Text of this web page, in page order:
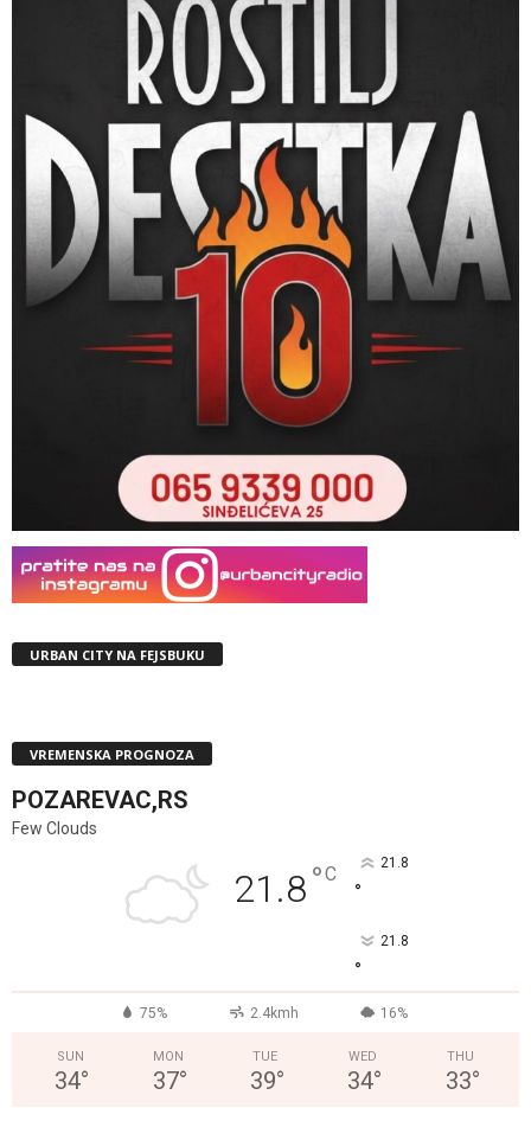
URBAN CITY NA FEJSBUKU
VREMENSKA PROGNOZA
POZAREVAC,RS
Few Clouds
21.8°C 21.8
°
21.8
°
75% 2.4kmh 16%
SUN
34°
MON
37°
TUE
39°
WED
34°
THU
33°